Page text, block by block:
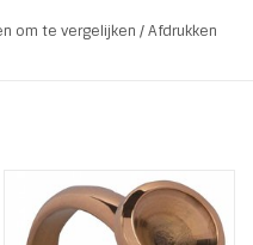
om te vergelijken /Afdrukken